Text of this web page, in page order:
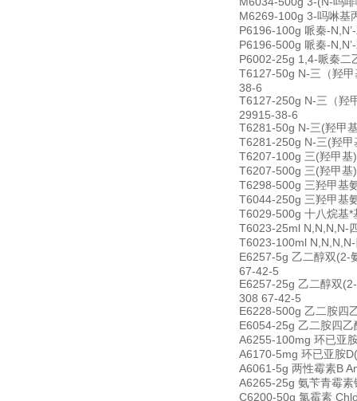
M6269-100g 3-吗啉基
P6196-100g 哌秦-
P6196-500g 哌秦-
P6002-25g 1,4-哌秦二
T6127-50g N-三（羟
38-6
T6127-250g N-三（羟
29915-38-6
T6281-50g N-三(羟甲
T6281-250g N-三(羟
T6207-100g 三(羟甲
T6207-500g 三(羟甲
T6298-500g 三羟甲基
T6044-250g 三羟甲基
T6029-500g 十八烷基
T6023-25ml N,N,N,N-
T6023-100ml
E6257-5g 乙二醇双(2-
67-42-5
E6257-25g 乙二醇双
308 67-42-5
E6228-500g 乙二胺四
E6054-25g 乙二胺四
A6255-100mg 环已亚
A6170-5mg 环已亚胺
A6061-5g 两性霉素B
A6265-25g 氨苄青霉
C6200-50g 氯霉素